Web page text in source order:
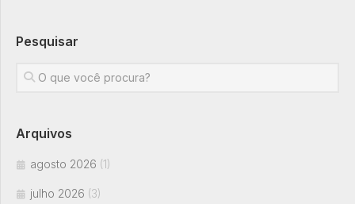
Pesquisar
Arquivos
agosto 2026 (1)
julho 2026 (3)